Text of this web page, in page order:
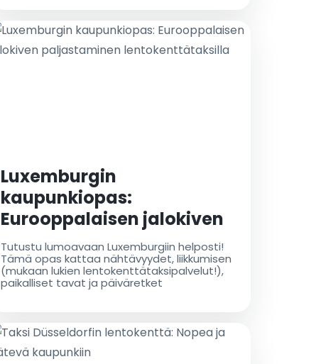
Luxemburgin
kaupunkiopas:
Eurooppalaisen jalokiven
paljastaminen
lentokenttätaksilla
Tutustu lumoavaan Luxemburgiin helposti!
Tämä opas kattaa nähtävyydet, liikkumisen
(mukaan lukien lentokenttätaksipalvelut!),
paikalliset tavat ja päiväretket